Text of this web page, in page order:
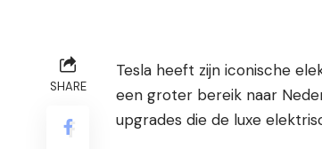
SHARE
Tesla heeft zijn iconische
een groter bereik naar
upgrades die de luxe